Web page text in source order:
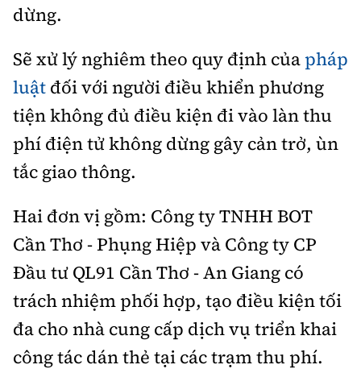
dừng.
Sẽ xử lý nghiêm theo quy định củapháp
luật đối với người điều khiển phương
tiện không đủ điều kiện đi vào làn thu
phí điện tử không dừng gây cản trở, ùn
tắc giao thông.
Hai đơn vị gồm: Công ty TNHH BOT
Cần Thơ - Phụng Hiệp và Công ty CP
Đầu tư QL91 Cần Thơ - An Giang có
trách nhiệm phối hợp, tạo điều kiện tối
đa cho nhà cung cấp dịch vụ triển khai
công tác dán thẻ tại các trạm thu phí.